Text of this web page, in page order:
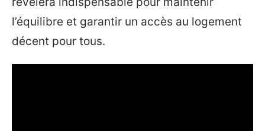
l’équilibre et garantir un accès au logement
décent pour tous.